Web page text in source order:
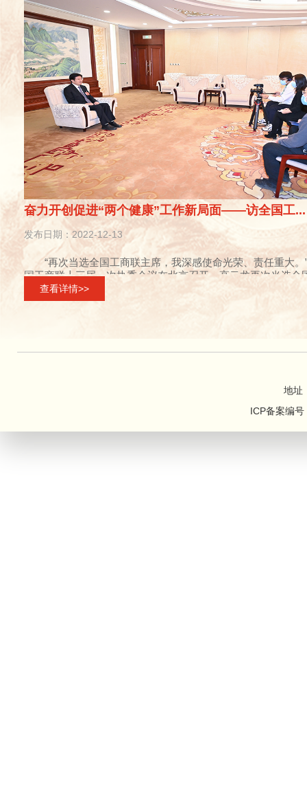
奋力开创促进“两个健康”工作新局面——访全国工...
发布日期：2022-12-13
“再次当选全国工商联主席，我深感使命光荣、责任重大。
国工商联十三届一次执委会议在北京召开，高云龙再次当选全
查看详情>>
地址
ICP备案编号